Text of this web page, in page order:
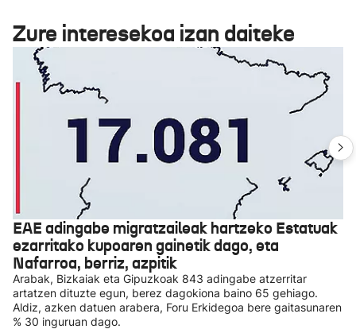
Zure interesekoa izan daiteke
EAE adingabe migratzaileak hartzeko Estatuak
ezarritako kupoaren gainetik dago, eta
Nafarroa, berriz, azpitik
Arabak, Bizkaiak eta Gipuzkoak 843 adingabe atzerritar
artatzen dituzte egun, berez dagokiona baino 65 gehiago.
Aldiz, azken datuen arabera, Foru Erkidegoa bere gaitasunaren
% 30 inguruan dago.